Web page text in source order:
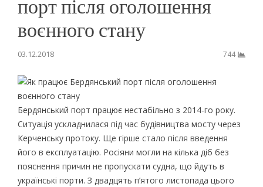
порт після оголошення
воєнного стану
03.12.2018 744
Бердянський порт працює нестабільно з 2014-го року.
Ситуація ускладнилася під час будівництва мосту через
Керченську протоку. Ще гірше стало після введення
його в експлуатацію. Росіяни могли на кілька діб без
пояснення причин не пропускати судна, що йдуть в
українські порти. З двадцять п’ятого листопада цього